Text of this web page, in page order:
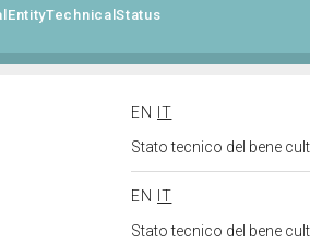
EN
IT
Stato tecnico del bene
EN
IT
Stato tecnico del bene